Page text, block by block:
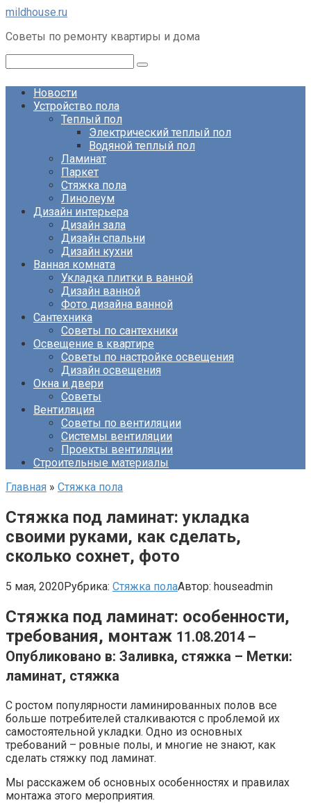
Перейти
контенту
mildhouse.ru
Советы по ремонту квартиры и дома
Новости
Устройство пола
Теплый пол
Электрический теплый пол
Водяной теплый пол
Ламинат
Паркет
Стяжка пола
Линолеум
Дизайн интерьера
Дизайн зала
Дизайн спальни
Дизайн кухни
Ванная комната
Укладка плитки в ванной
Дизайн ванной
Фото дизайна ванной
Сантехника
Советы по сантехники
Освещение в квартире
Советы по настройке освещения
Дизайн освещения
Окна и двери
Советы
Вентиляция
Советы по вентиляции
Системы вентиляции
Проекты вентиляции
Строительные материалы
Главная » Стяжка пола
Стяжка под ламинат: укладка
своими руками, как сделать,
сколько сохнет, фото
5 мая, 2020Рубрика: Стяжка полаАвтор: houseadmin
Cтяжка под ламинат: особенности,
требования, монтаж 11.08.2014 –
Опубликовано в: Заливка, стяжка – Метки:
ламинат, стяжка
С ростом популярности ламинированных полов все
больше потребителей сталкиваются с проблемой их
самостоятельной укладки. Одно из основных
требований – ровные полы, и многие не знают, как
сделать стяжку под ламинат.
Мы расскажем об основных особенностях и правилах
монтажа этого мероприятия.